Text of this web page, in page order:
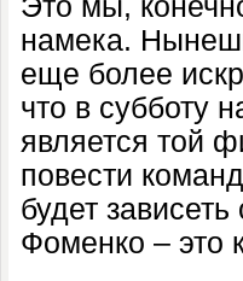
Это мы,
намека.
еще более
что в субботу
является той
повести
будет
Фоменко – это